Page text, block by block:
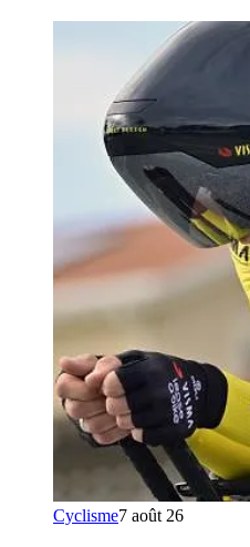
Cyclisme7 août 26